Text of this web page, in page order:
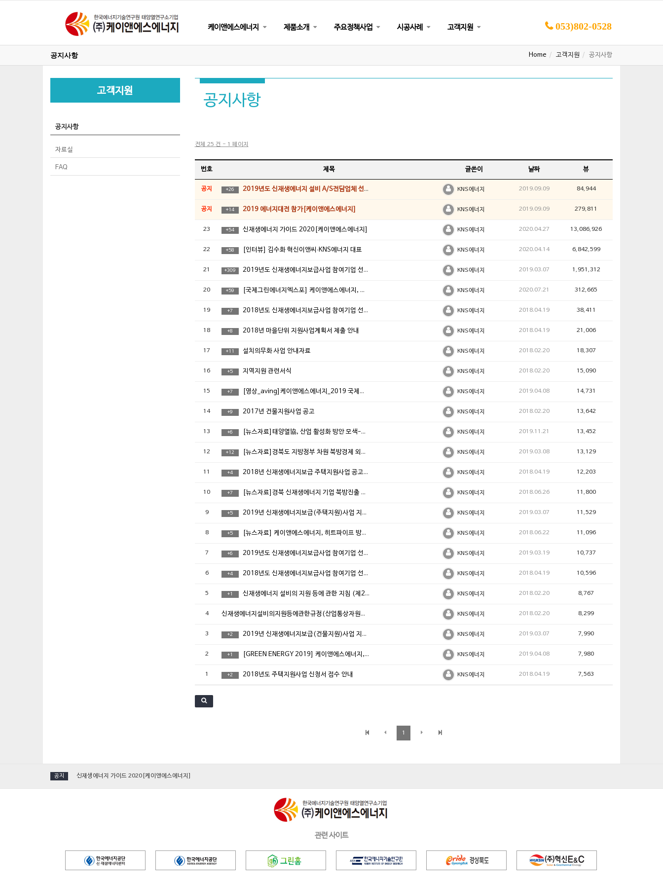
053)802-0528
케이앤에스에너지 제품소개 주요정책사업 시공사례 고객지원
공지사항 Home 고객지원 공지사항
고객지원
공지사항
자료실
FAQ
공지사항
전체 25 건 - 1 페이지
번호 제목 글쓴이 날짜 뷰
공지 +26 2019년도 신재생에너지 설비 A/S전담업체 선정_케이앤에스에너지 KNS에너지 2019.09.09 84,944
공지 +14 2019 에너지대전 참가[케이앤에스에너지] KNS에너지 2019.09.09 279,811
23 +54 신재생에너지 가이드 2020[케이앤에스에너지] KNS에너지 2020.04.27 13,086,926
22 +58 [인터뷰] 김수화 혁신이앤씨·KNS에너지 대표 KNS에너지 2020.04.14 6,842,599
21 +309 2019년도 신재생에너지보급사업 참여기업 선정결과 KNS에너지 2019.03.07 1,951,312
20 +59 [국제그린에너지엑스포] 케이앤에스에너지, 단일 진공관형 '태양열집열기' 소개 KNS에너지 2020.07.21 312,665
19 +7 2018년도 신재생에너지보급사업 참여기업 선정(협약서 첨부) KNS에너지 2018.04.19 38,411
18 +8 2018년 마을단위 지원사업계획서 제출 안내 KNS에너지 2018.04.19 21,006
17 +11 설치의무화 사업 안내자료 KNS에너지 2018.02.20 18,307
16 +5 지역지원 관련서식 KNS에너지 2018.02.20 15,090
15 +7 [영상_aving]케이앤에스에너지_2019 국제그린에너지엑스포 KNS에너지 2019.04.08 14,731
14 +9 2017년 건물지원사업 공고 KNS에너지 2018.02.20 13,642
13 +6 [뉴스자료]태양열協, 산업 활성화 방안 모색-산·학·연·관 참석 합동세미나 개최 KNS에너지 2019.11.21 13,452
12 +12 [뉴스자료]경북도 지방정부 차원 북방경제 외교 활동...몽골에 에너지자립마을 조성 KNS에너지 2019.03.08 13,129
11 +4 2018년 신재생에너지보급 주택지원사업 공고(산업통산자원부 공고 제2018-184호) KNS에너지 2018.04.19 12,203
10 +7 [뉴스자료]경북 신재생에너지 기업 북방진출 탄력 받는다.(케이앤에스에너지 참여) KNS에너지 2018.06.26 11,800
9 +5 2019년 신재생에너지보급(주택지원)사업 지원공고 KNS에너지 2019.03.07 11,529
8 +5 [뉴스자료] 케이앤에스에너지, 히트파이프 방식 태양열 집열기 선보여 KNS에너지 2018.06.22 11,096
7 +6 2019년도 신재생에너지보급사업 참여기업 선정(협약서 첨부) KNS에너지 2019.03.19 10,737
6 +4 2018년도 신재생에너지보급사업 참여기업 선정결과 KNS에너지 2018.04.19 10,596
5 +1 신재생에너지 설비의 지원 등에 관한 지침 (제2017-4호)다운로드 KNS에너지 2018.02.20 8,767
4 신재생에너지설비의지원등에관한규정(산업통상자원부고시 제2016-249호)다운로드 KNS에너지 2018.02.20 8,299
3 +2 2019년 신재생에너지보급(건물지원)사업 지원공고 KNS에너지 2019.03.07 7,990
2 +1 [GREEN ENERGY 2019] 케이앤에스에너지, 고효율 집열기 선보여 KNS에너지 2019.04.08 7,980
1 +2 2018년도 주택지원사업 신청서 접수 안내 KNS에너지 2018.04.19 7,563
1
공지 신재생에너지 가이드 2020[케이앤에스에너지]
신재생에너지 가이드 2020[케이앤에스에너지]
관련 사이트